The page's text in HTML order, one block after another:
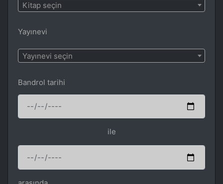
Kitap seçin
Yayınevi
Yayınevi seçin
Bandrol tarihi
ile